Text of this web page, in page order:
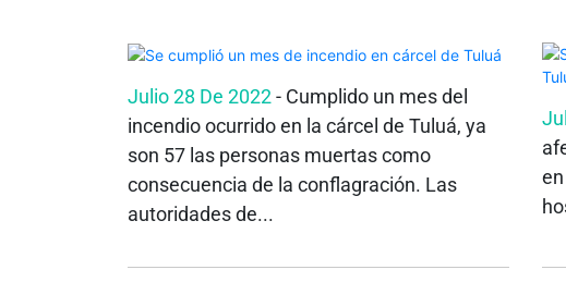
Julio 28 De 2022- Cumplido un mes del
incendio ocurrido en la cárcel de Tuluá, ya
son 57 las personas muertas como
consecuencia de la conflagración. Las
autoridades de...